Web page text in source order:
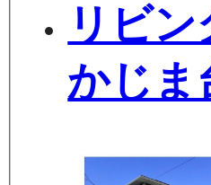
リビ
かじ